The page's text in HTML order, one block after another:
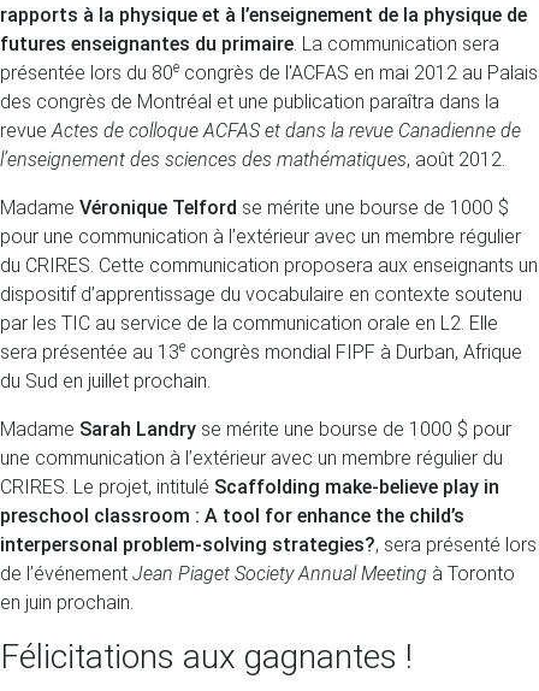
rapports à la physique et à l’enseignement de la physique de
futures enseignantes du primaire. La communication sera
présentée lors du 80e congrès de l'ACFAS en mai 2012 au Palais
des congrès de Montréal et une publication paraîtra dans la
revueActes de colloque ACFAS et dans la revue Canadienne de
l’enseignement des sciences des mathématiques, août 2012.
Madame Véronique Telford se mérite une bourse de 1000 $
pour une communication à l’extérieur avec un membre régulier
du CRIRES. Cette communication proposera aux enseignants un
dispositif d’apprentissage du vocabulaire en contexte soutenu
par les TIC au service de la communication orale en L2. Elle
sera présentée au 13e congrès mondial FIPF à Durban, Afrique
du Sud en juillet prochain.
Madame Sarah Landry se mérite une bourse de 1000 $ pour
une communication à l’extérieur avec un membre régulier du
CRIRES. Le projet, intitulé Scaffolding make-believe play in
preschool classroom : A tool for enhance the child’s
interpersonal problem-solving strategies?, sera présenté lors
de l’événement Jean Piaget Society Annual Meeting à Toronto
en juin prochain.
Félicitations aux gagnantes !